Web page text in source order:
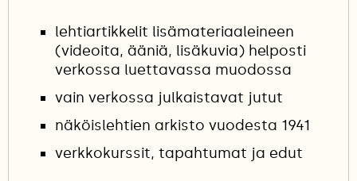
lehtiartikkelit lisämateriaaleineen
(videoita, ääniä, lisäkuvia) helposti
verkossa luettavassa muodossa
vain verkossa julkaistavat jutut
näköislehtien arkisto vuodesta 1941
verkkokurssit, tapahtumat ja edut